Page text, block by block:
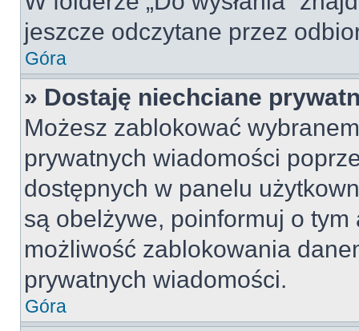
jeszcze odczytane przez
Góra
» Dostaję niechciane
Możesz zablokować
prywatnych wiadomości
dostępnych w panelu
są obelżywe, poinformuj o
możliwość zablokowania
prywatnych wiadomości.
Góra